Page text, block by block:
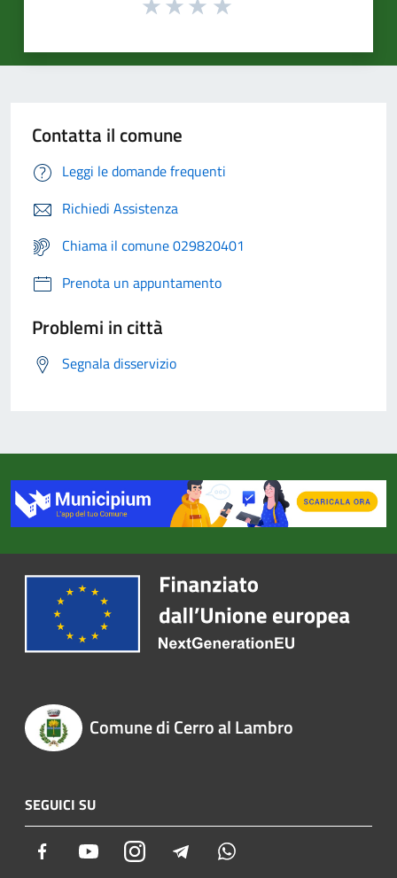
Contatta il comune
Leggi le domande frequenti
Richiedi Assistenza
Chiama il comune 029820401
Prenota un appuntamento
Problemi in città
Segnala disservizio
Comune di Cerro al Lambro
SEGUICI SU
Facebook YoutubeInstagram Telegram